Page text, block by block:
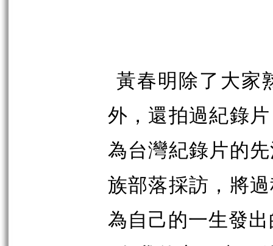
黃春明除了大家
外，還拍過紀錄
為台灣紀錄片的
族部落採訪，將
為自己的一生發